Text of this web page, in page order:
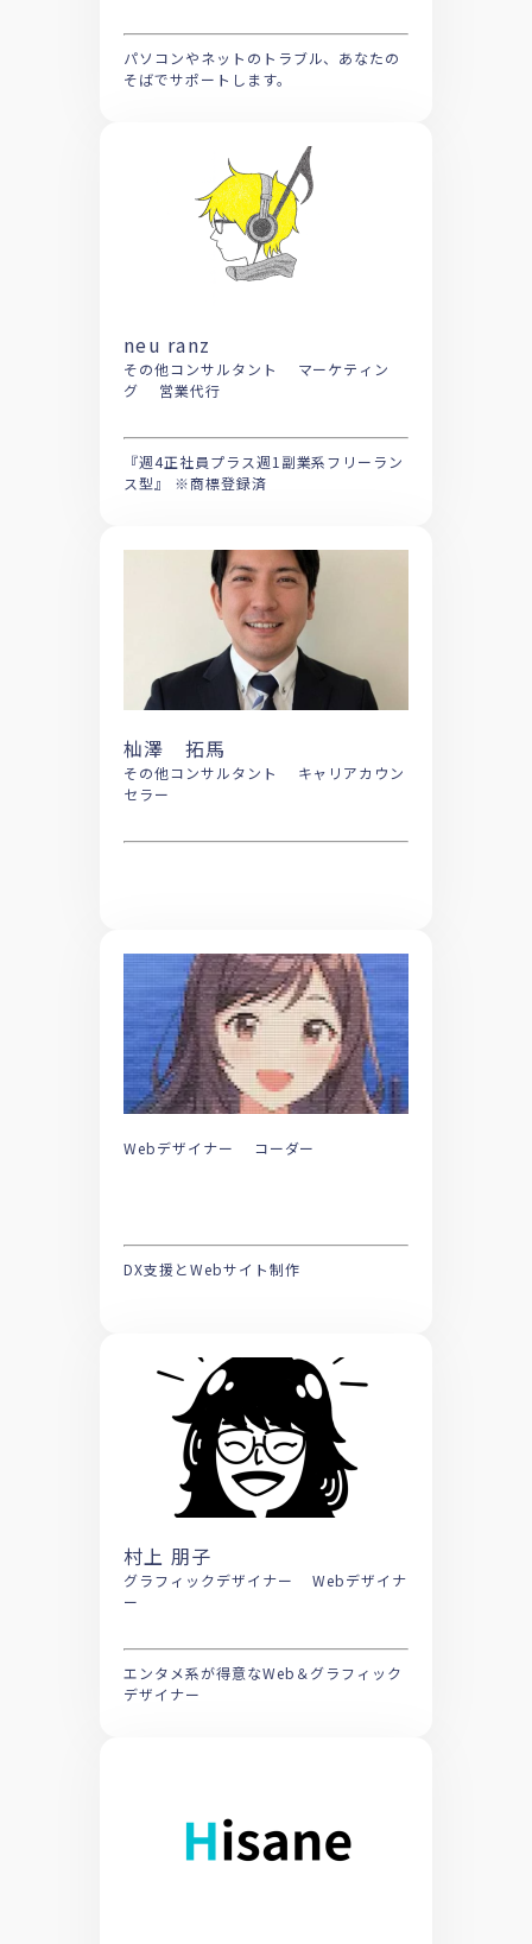
パソコンやネットのトラブル、あなたの
そばでサポートします。
neu ranz
その他コンサルタント マーケティン
グ 営業代行
『週4正社員プラス週1副業系フリーラン
ス型』 ※商標登録済
杣澤 拓馬
その他コンサルタント キャリアカウン
セラー
Webデザイナー コーダー
DX支援とWebサイト制作
村上 朋子
グラフィックデザイナー Webデザイナ
ー
エンタメ系が得意なWeb＆グラフィック
デザイナー